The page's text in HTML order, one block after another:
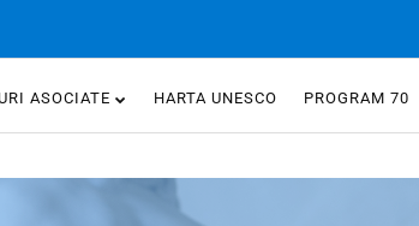
ASOCIATE HARTA UNESCO PROGRAM 70